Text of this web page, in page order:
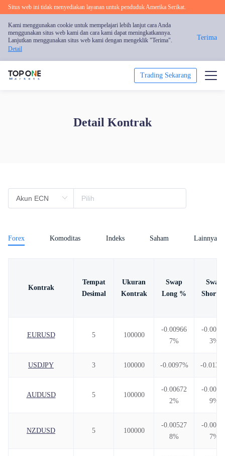
Situs web ini tidak menyediakan layanan untuk penduduk Amerika Serikat.
Kami menggunakan cookie untuk mempelajari lebih lanjut cara Anda
menggunakan situs web kami dan cara kami dapat meningkatkannya.
Lanjutkan menggunakan situs web kami dengan mengeklik "Terima".
Detail
Terima
Trading Sekarang
Promosi
Trader Partners
Detail Kontrak
Forex Komoditas Indeks Saham Lainnya
Tempat
Desimal
Ukuran
Kontrak
Swap
Long %
Swap
Short
5 100000
-0.00966
7%
-
3%
3 100000 -0.0097% -
5 100000
-0.00672
2%
-
9%
5 100000
-0.00527
8%
-
7%
Kontrak
EURUSD
USDJPY
AUDUSD
NZDUSD